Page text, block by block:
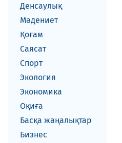
Денсаулық
Мәдениет
Қоғам
Саясат
Спорт
Экология
Экономика
Оқиға
Басқа жаңалықтар
Бизнес